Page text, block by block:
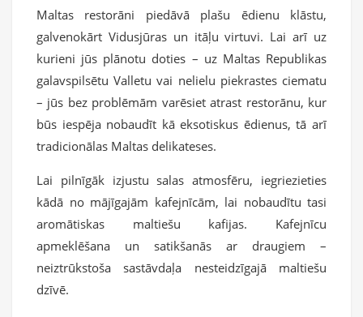
Maltas restorāni piedāvā plašu ēdienu klāstu,
galvenokārt Vidusjūras un itāļu virtuvi. Lai arī uz
kurieni jūs plānotu doties – uz Maltas Republikas
galavspilsētu Valletu vai nelielu piekrastes ciematu
– jūs bez problēmām varēsiet atrast restorānu, kur
būs iespēja nobaudīt kā eksotiskus ēdienus, tā arī
tradicionālas Maltas delikateses.
Lai pilnīgāk izjustu salas atmosfēru, iegriezieties
kādā no mājīgajām kafejnīcām, lai nobaudītu tasi
aromātiskas maltiešu kafijas. Kafejnīcu
apmeklēšana un satikšanās ar draugiem –
neiztrūkstoša sastāvdaļa nesteidzīgajā maltiešu
dzīvē.